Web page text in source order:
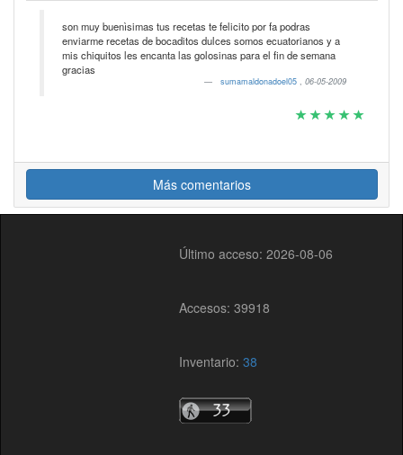
son muy buenìsimas tus recetas te felicito por fa podras
enviarme recetas de bocaditos dulces somos ecuatorianos y a
mis chiquitos les encanta las golosinas para el fin de semana
gracias
sumamaldonadoel05 , 06-05-2009
Más comentarios
Último acceso: 2026-08-06
Accesos: 39918
Inventario:38